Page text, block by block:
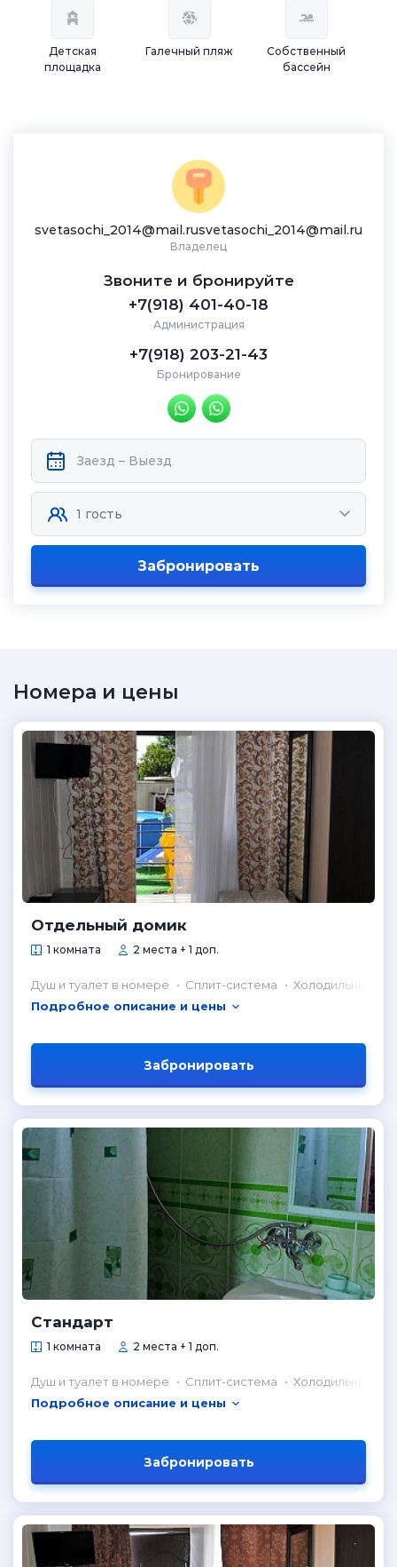
Детская
площадка
Галечный пляж
Собственный
бассейн
svetasochi_2014@mail.rusvetasochi_2014@mail.ru
Владелец
Звоните и бронируйте
+7(918) 401-40-18
Администрация
+7(918) 203-21-43
Бронирование
Забронировать
Номера и цены
Отдельный домик
1 комната 2 места + 1 доп.
Душ и туалет в номере Сплит-система
Холодильник в
Подробное описание и цены
Забронировать
Стандарт
1 комната 2 места + 1 доп.
Душ и туалет в номере Сплит-система
Холодильник в
Подробное описание и цены
Забронировать